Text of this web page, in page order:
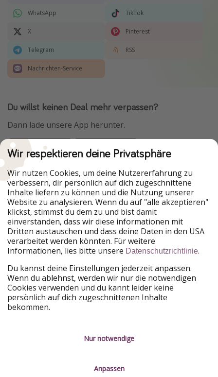
WhatsApp TikTok
X Pinterest
Telegram RSS
Nachrichten-Service
Du willst keinen Deal mehr verpassen?
Dann lade unsere App herunter.
Urlaubspiraten ist Teil der HolidayPirates Group
Unsere Märkte
PiratinViaggio
HolidayPirates
VakantiePiraten
WakacyjniPiraci
VoyagesPirates
Ferienpiraten
Urlaubspiraten
ViajerosPiratas
TravelPirates
HolidayPirates Group
Lerne uns kennen
Über uns
Rechtliches
Kontakt
Wir respektieren deine Privatsphäre
Wir nutzen Cookies, um deine Nutzererfahrung zu
verbessern, dir persönlich auf dich zugeschnittene
Inhalte liefern zu können und die Nutzung unserer
Website zu analysieren. Wenn du auf "alle akzeptieren"
klickst, stimmst du dem zu und bist damit
einverstanden, dass wir diese informationen mit
Dritten austauschen und dass deine Daten in den USA
verarbeitet werden könnten. Für weitere
Informationen, lies bitte unsere Datenschutzrichtlinie.
Du kannst deine Einstellungen jederzeit anpassen.
Wenn du ablehnst, werden wir nur die notwendigen
Cookies verwenden und du kannt leider keine
persönlich auf dich zugeschnittenen Inhalte
bekommen.
Nur notwendige
Anpassen